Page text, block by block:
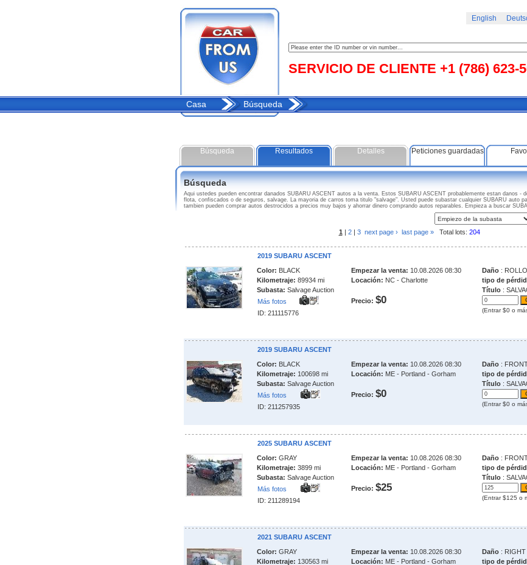
English
SERVICIO DE CLIENTE +1 (786) 623-
Casa Búsqueda
Búsqueda Resultados Detalles Peticiones guardadas
Búsqueda
Aqui ustedes pueden encontrar danados SUBARU ASCENT autos a la venta. Estos SUBARU ASCENT probablemente estan danos -
flota, confiscados o de seguros, salvage. La mayoria de carros toma titulo "salvage". Usted puede subastar cualquier SUBARU auto
tambien pueden comprar autos destrocidos a precios muy bajos y ahorrar dinero comprando autos reparables. Empieza a buscar
1 | 2| 3 next page › last page »Total lots: 204
2019 SUBARU ASCENT
Color: BLACK
Kilometraje: 89934 mi
Subasta: Salvage Auction
Más fotos
ID: 211115776
Empezar la venta: 10.08.2026 08:30
Locación: NC - Charlotte
Precio: $0
Daño :
tipo de
Título :
(Entrar $0 o
2019 SUBARU ASCENT
Color: BLACK
Kilometraje: 100698 mi
Subasta: Salvage Auction
Más fotos
ID: 211257935
Empezar la venta: 10.08.2026 08:30
Locación: ME - Portland - Gorham
Precio: $0
Daño :
tipo de
Título :
(Entrar $0 o
2025 SUBARU ASCENT
Color: GRAY
Kilometraje: 3899 mi
Subasta: Salvage Auction
Más fotos
ID: 211289194
Empezar la venta: 10.08.2026 08:30
Locación: ME - Portland - Gorham
Precio: $25
Daño :
tipo de
Título :
(Entrar $125 o
2021 SUBARU ASCENT
Color: GRAY
Kilometraje: 130563 mi
Empezar la venta: 10.08.2026 08:30
Locación: ME - Portland - Gorham
Daño : RIGHT
tipo de